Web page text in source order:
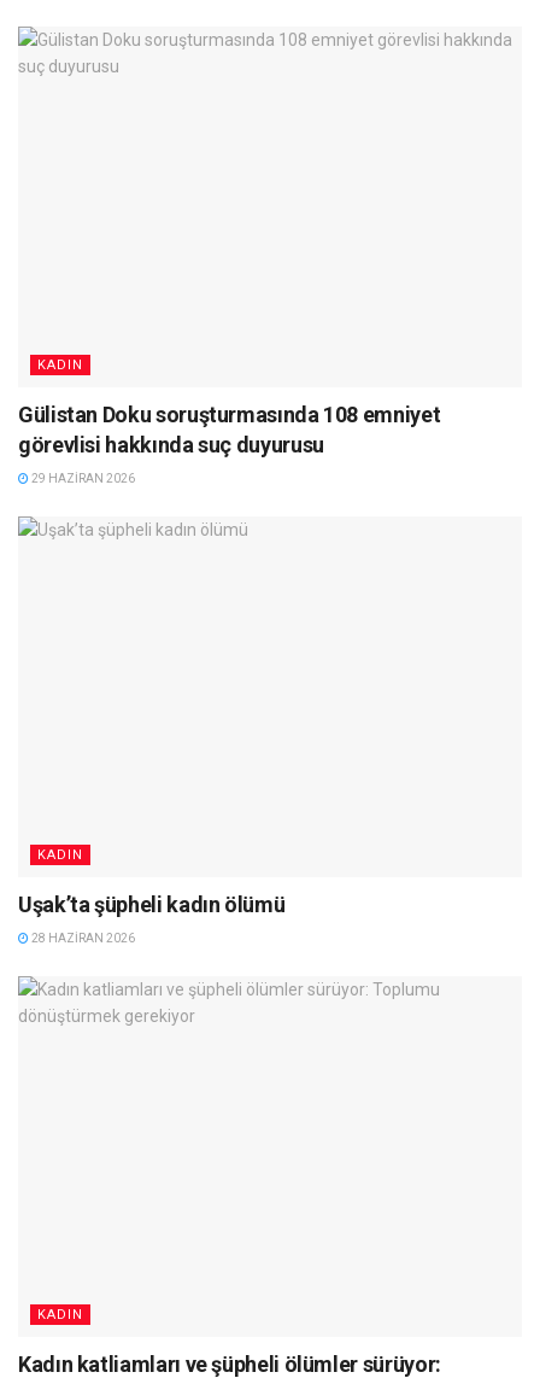
KADIN
Gülistan Doku soruşturmasında 108 emniyet
görevlisi hakkında suç duyurusu
29 HAZIRAN 2026
KADIN
Uşak’ta şüpheli kadın ölümü
28 HAZIRAN 2026
KADIN
Kadın katliamları ve şüpheli ölümler sürüyor: